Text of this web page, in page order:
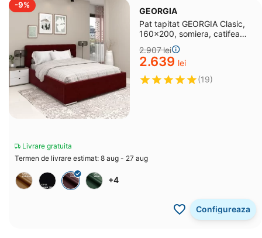
-9%
GEORGIA
Pat tapitat GEORGIA Clasic,
160x200, somiera, catifea
Rosu Grena
2.907lei
2.639 lei
(19)
Livrare gratuita
Termen de livrare estimat: 8 aug - 27 aug
+4
Configureaza